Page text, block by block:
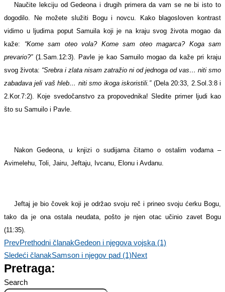
Naučite lekciju od Gedeona i drugih primera da vam se ne bi isto to
dogodilo. Ne možete služiti Bogu i novcu.
Kako blagosloven kontrast
vidimo u ljudima poput Samuila koji je na kraju svog života mogao da
kaže: “Kome sam oteo vola? Kome sam oteo magarca? Koga sam
prevario?”(1.Sam.12:3). Pavle je kao Samuilo mogao da kaže pri kraju
svog života: “Srebra i zlata nisam zatražio ni od jednoga od vas… niti smo
zabadava jeli vaš hleb… niti smo ikoga iskoristili.”(Dela 20:33, 2.Sol.3:8 i
2.Kor.7:2). Koje svedočanstvo za propovednika! Sledite primer ljudi kao
što su Samuilo i Pavle.
Nakon Gedeona, u knjizi o sudijama čitamo o ostalim vođama –
Avimelehu, Toli, Jairu, Jeftaju, Ivcanu, Elonu i Avdanu.
Jeftaj je bio čovek koji je održao svoju reč i prineo svoju ćerku Bogu,
tako da je ona ostala neudata, pošto je njen otac učinio zavet Bogu
(11:35).
PrevPrethodni članakGedeon i njegova vojska (1)
Sledeći članakSamson i njegov pad (1)Next
Pretraga:
Search